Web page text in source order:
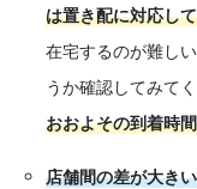
は置き配に対応し
在宅するのが難し
うか確認してみて
おおよその到着時
店舗間の差が大きい